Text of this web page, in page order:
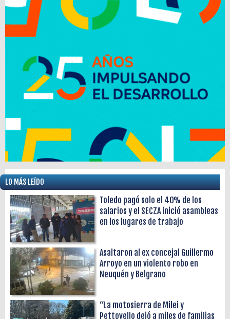
LO MÁS LEÍDO
Toledo pagó solo el 40% de los
salarios y el SECZA inició asambleas
en los lugares de trabajo
Asaltaron al ex concejal Guillermo
Arroyo en un violento robo en
Neuquén y Belgrano
“La motosierra de Milei y
Pettovello dejó a miles de familias